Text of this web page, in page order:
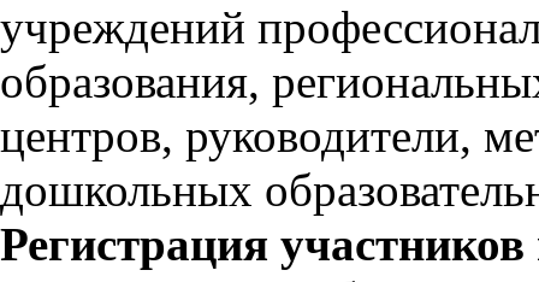
учреждений
образования,
центров, руководители,
дошкольных
Регистрация